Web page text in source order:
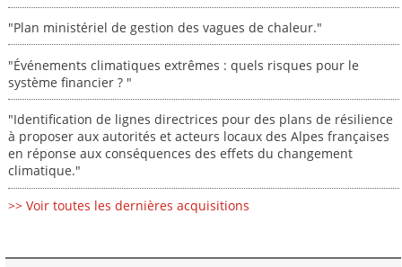
"Plan ministériel de gestion des vagues de chaleur."
"Événements climatiques extrêmes : quels risques pour le
système financier ? "
"Identification de lignes directrices pour des plans de résilience
à proposer aux autorités et acteurs locaux des Alpes françaises
en réponse aux conséquences des effets du changement
climatique."
>> Voir toutes les dernières acquisitions